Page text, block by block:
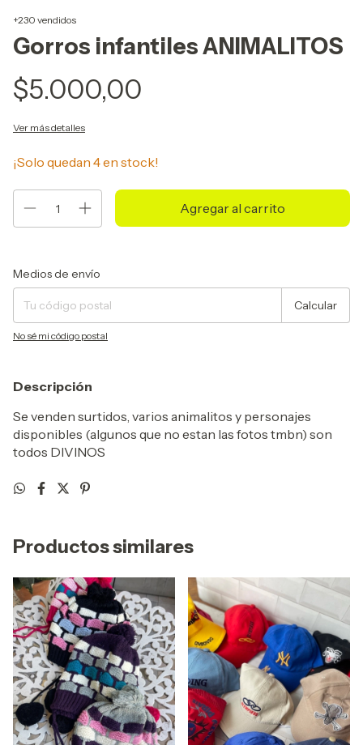
+230 vendidos
Gorros infantiles ANIMALITOS
$5.000,00
Ver más detalles
¡Solo quedan 4en stock!
Entregas para el CP:
Medios de envío
Calcular
No sé mi código postal
Descripción
Se venden surtidos, varios animalitos y personajes
disponibles (algunos que no estan las fotos tmbn) son
todos DIVINOS
Productos similares